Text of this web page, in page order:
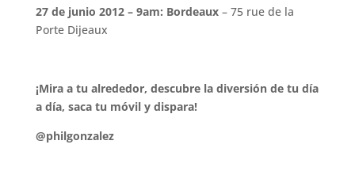
27 de junio 2012 – 9am: Bordeaux– 75 rue de la
Porte Dijeaux
¡Mira a tu alrededor, descubre la diversión de tu día
a día, saca tu móvil y dispara!
@philgonzalez